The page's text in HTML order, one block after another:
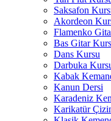
Saksafon
Akordeon
Flamenko
Bas Gitar
Dans Kursu
Darbuka
Kabak
Kanun Dersi
Karadeniz
Karikatür